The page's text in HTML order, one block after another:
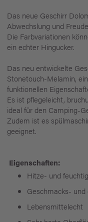
Das neue Geschirr
Abwechslung und
Die Farbvariationen
ein echter Hingucker.
Das neu entwickelte
Stonetouch-Melamin,
funktionellen
Es ist pflegeleicht,
ideal für den Camping-
Zudem ist es
geeignet.
Eigenschaften:
Hitze- und
Geschmacks-
Lebensmittelecht